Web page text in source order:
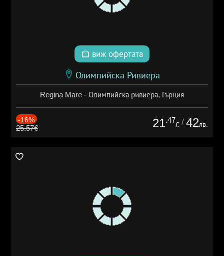
виж офертата
Олимпийска Ривиера
Regina Mare - Олимпийска ривиера, Гърция
-16%
25.57€ 21.47
€ / 42лв.